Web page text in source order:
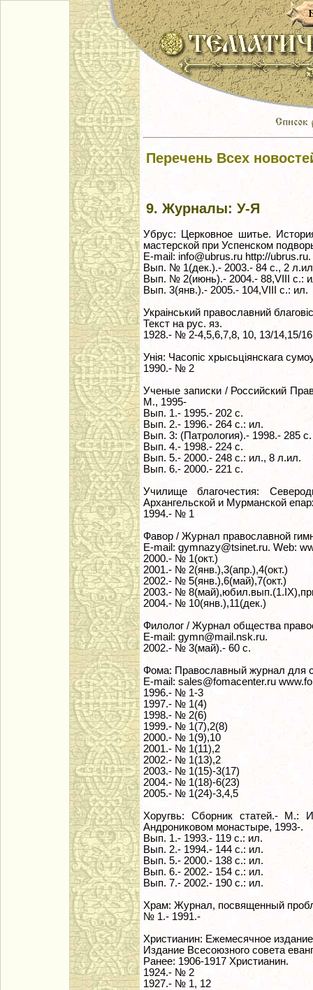
Перечень Всех
9. Журналы: У-Я
Убрус: Церковное шитье.
мастерской при Успенском
E-mail: info@ubrus.ru http://ubrus.ru.
Вып. № 1(дек.).- 2003.- 84 с., 2
Вып. № 2(июнь).- 2004.- 88,VIII с.:
Вып. 3(янв.).- 2005.- 104,VIII с.: ил.
Украiнський православний
Текст на рус. яз.
1928.- № 2-4,5,6,7,8, 10, 13/14,15/
Унiя: Часопiс хрысьцiянскага
1990.- № 2
Ученые записки / Российский
М., 1995-
Вып. 1.- 1995.- 202 с.
Вып. 2.- 1996.- 264 с.: ил.
Вып. 3: (Патрология).- 1998.- 285 с.
Вып. 4.- 1998.- 224 с.
Вып. 5.- 2000.- 248 с.: ил., 8 л.ил.
Вып. 6.- 2000.- 221 с.
Училище благочестия:
Архангельской и Мурманской
1994.- № 1
Фавор / Журнал православной
E-mail: gymnazy@tsinet.ru. Web:
2000.- № 1(окт.)
2001.- № 2(янв.),3(апр.),4(окт.)
2002.- № 5(янв.),6(май),7(окт.)
2003.- №
2004.- № 10(янв.),11(дек.)
Филолог / Журнал общества
E-mail: gymn@mail.nsk.ru.
2002.- № 3(май).- 60 с.
Фома: Православный журнал для
E-mail: sales@fomacenter.ru
1996.- № 1-3
1997.- № 1(4)
1998.- № 2(6)
1999.- № 1(7),2(8)
2000.- № 1(9),10
2001.- № 1(11),2
2002.- № 1(13),2
2003.- № 1(15)-3(17)
2004.- № 1(18)-6(23)
2005.- № 1(24)-3,4,5
Хоругвь: Сборник статей.- М.:
Андрониковом монастыре, 1993-.
Вып. 1.- 1993.- 119 с.: ил.
Вып. 2.- 1994.- 144 с.: ил.
Вып. 5.- 2000.- 138 с.: ил.
Вып. 6.- 2002.- 154 с.: ил.
Вып. 7.- 2002.- 190 с.: ил.
Храм: Журнал, посвященный
№ 1.- 1991.-
Христианин: Ежемесячное
Издание Всесоюзного совета
Ранее: 1906-1917 Христианин.
1924.- № 2
1927.- № 1, 12